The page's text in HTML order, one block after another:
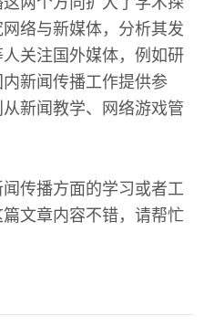
络与新媒体，分析其发
关注国外媒体，例如研
新闻传播工作提供参
新闻教学、网络游戏管
传播方面的学习或者工
文章内容不错，请帮忙